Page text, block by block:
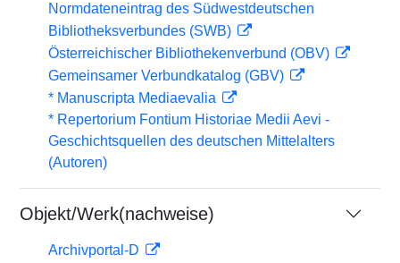
Normdateneintrag des Südwestdeutschen
Bibliotheksverbundes (SWB)
Österreichischer Bibliothekenverbund (OBV)
Gemeinsamer Verbundkatalog (GBV)
* Manuscripta Mediaevalia
* Repertorium Fontium Historiae Medii Aevi -
Geschichtsquellen des deutschen Mittelalters
(Autoren)
Objekt/Werk(nachweise)
Archivportal-D